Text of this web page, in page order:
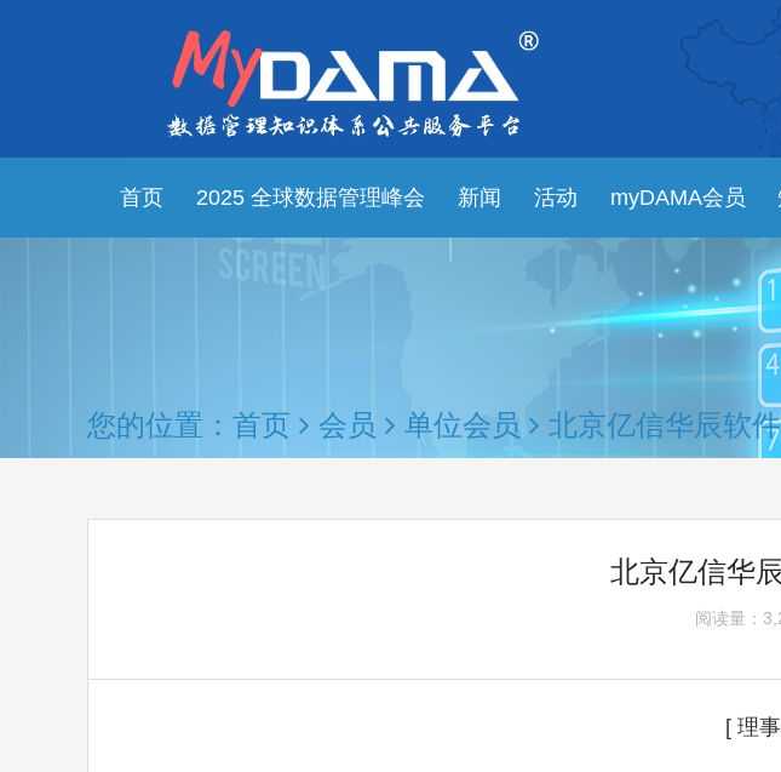
首页 2025 全球数据管理峰会 新闻 活动 myDAMA会员
您的位置： 首页 会员 单位会员 北京亿信华辰软
北京亿信华
阅读量：
[ 理